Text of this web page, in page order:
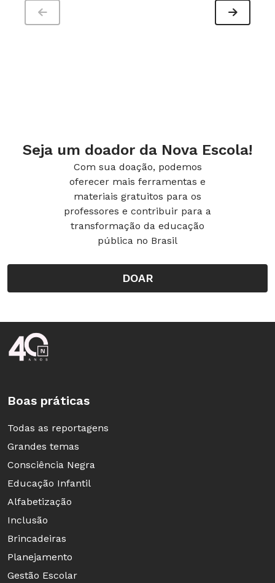
Linguagem não verbal
não travar nas primeiras experiências e a
ganhar confiança.
Normas
Não dá para avaliar o discurso oral com base
nas normas que regem a escrita. O fundamental
é avaliar se a fala é compreensível e adequada
Seja um doador da Nova Escola!
Com sua doação, podemos
oferecer mais ferramentas e
materiais gratuitos para os
professores e contribuir para a
transformação da educação
pública no Brasil
DOAR
Rodapé da Nova Escola
Boas práticas
Todas as reportagens
Grandes temas
Consciência Negra
Educação Infantil
Alfabetização
Inclusão
Brincadeiras
Planejamento
Gestão Escolar